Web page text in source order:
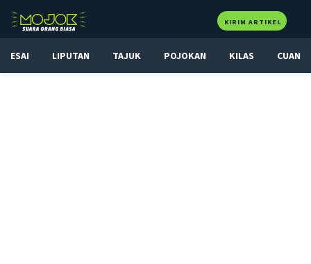
KIRIM ARTIKEL
ESAI LIPUTAN TAJUK POJOKAN KILAS CUAN